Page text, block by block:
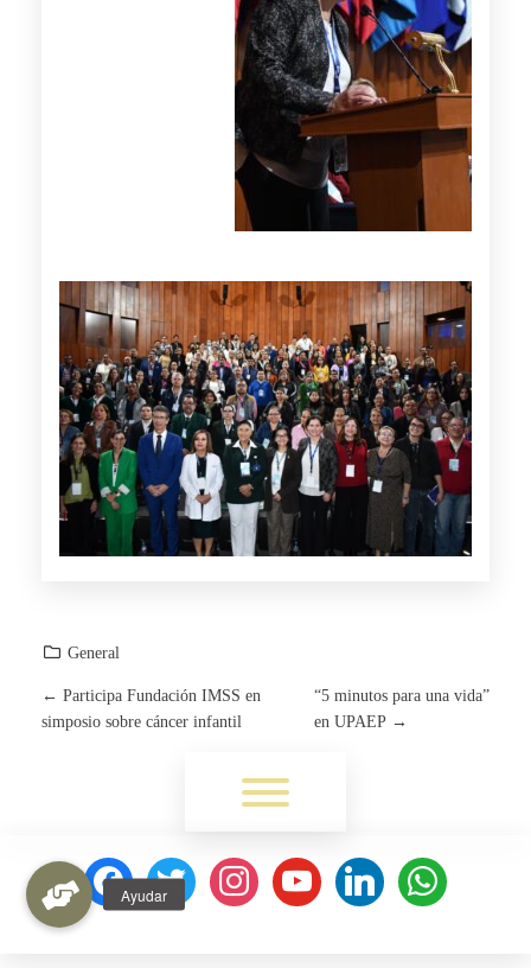
General
P
T
N
← Participa Fundación IMSS en
simposio sobre cáncer infantil
“5 minutos para una vida”
en UPAEP →
facebook twitter instagram youtube linkedin whatsapp